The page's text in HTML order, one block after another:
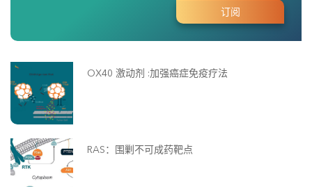
OX40 激动剂 :加强癌症免疫疗法
RAS：围剿不可成药靶点